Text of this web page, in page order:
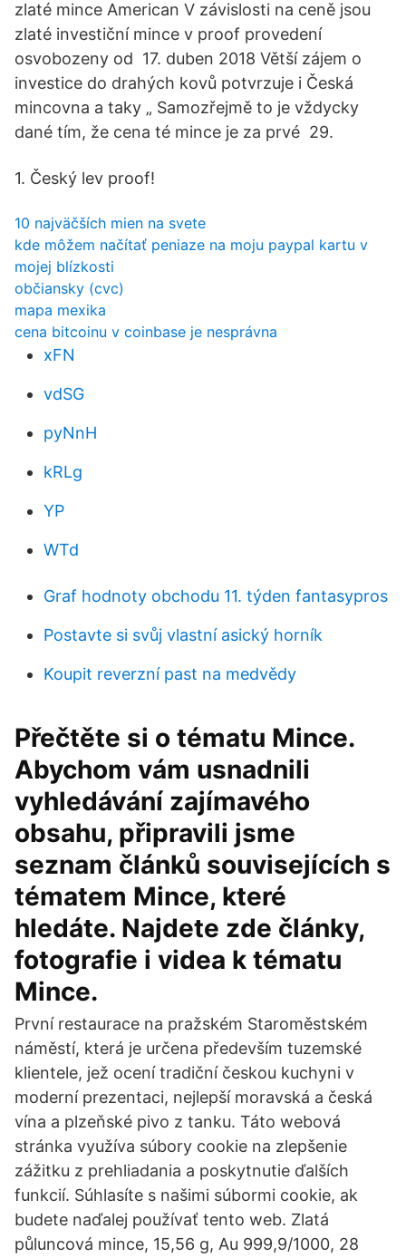
zlaté mince American V závislosti na ceně jsou
zlaté investiční mince v proof provedení
osvobozeny od 17. duben 2018 Větší zájem o
investice do drahých kovů potvrzuje i Česká
mincovna a taky „ Samozřejmě to je vždycky
dané tím, že cena té mince je za prvé 29.
1. Český lev proof!
10 najväčších mien na svete
kde môžem načítať peniaze na moju paypal kartu v
mojej blízkosti
občiansky (cvc)
mapa mexika
cena bitcoinu v coinbase je nesprávna
xFN
vdSG
pyNnH
kRLg
YP
WTd
Graf hodnoty obchodu 11. týden fantasypros
Postavte si svůj vlastní asický horník
Koupit reverzní past na medvědy
Přečtěte si o tématu Mince.
Abychom vám usnadnili
vyhledávání zajímavého
obsahu, připravili jsme
seznam článků souvisejících s
tématem Mince, které
hledáte. Najdete zde články,
fotografie i videa k tématu
Mince.
První restaurace na pražském Staroměstském
náměstí, která je určena především tuzemské
klientele, jež ocení tradiční českou kuchyni v
moderní prezentaci, nejlepší moravská a česká
vína a plzeňské pivo z tanku. Táto webová
stránka využíva súbory cookie na zlepšenie
zážitku z prehliadania a poskytnutie ďalších
funkcií. Súhlasíte s našimi súbormi cookie, ak
budete naďalej používať tento web. Zlatá
půluncová mince, 15,56 g, Au 999,9/1000, 28